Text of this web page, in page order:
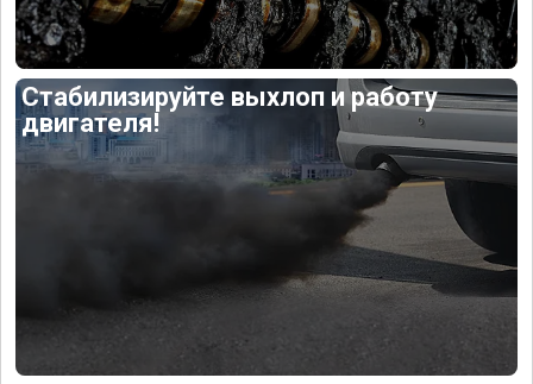
Стабилизируйте выхлоп и работу
двигателя!